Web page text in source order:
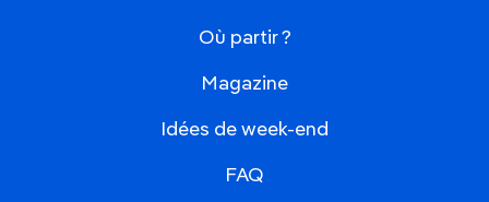
Où partir ?
Magazine
Idées de week-end
FAQ